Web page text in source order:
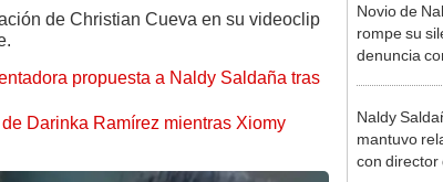
de Christian Cueva en su videoclip
propuesta a Naldy Saldaña tras
Darinka Ramírez mientras Xiomy
Novio de
rompe su
denuncia
Naldy
mantuvo
con director